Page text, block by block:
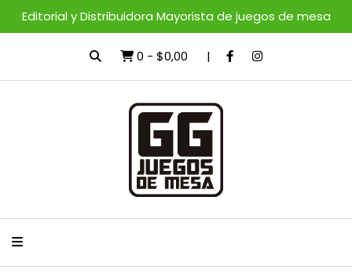
Editorial y Distribuidora Mayorista de juegos de mesa
0 - $0,00